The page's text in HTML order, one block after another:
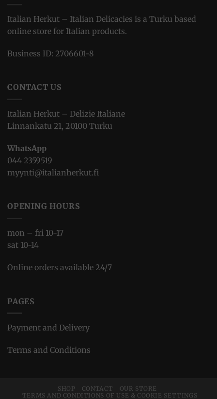
Italian Herkut – Italian Delicacies is a Turku based
online store for Italian products.
Business ID: 2706601-8
CONTACT US
Italian Herkut – Delizie Italiane
Linnankatu 21, 20100 Turku
WhatsApp
044 2359519
myynti@italianherkut.fi
OPENING HOURS
mon – fri 10-17
sat 10-14
Online orders available 24/7
PAGES
Payment and Delivery
Terms and Conditions
SHOP CONTACT
OUR STORE
TERMS AND CONDITIONS OF USE & COOKIE SETTINGS